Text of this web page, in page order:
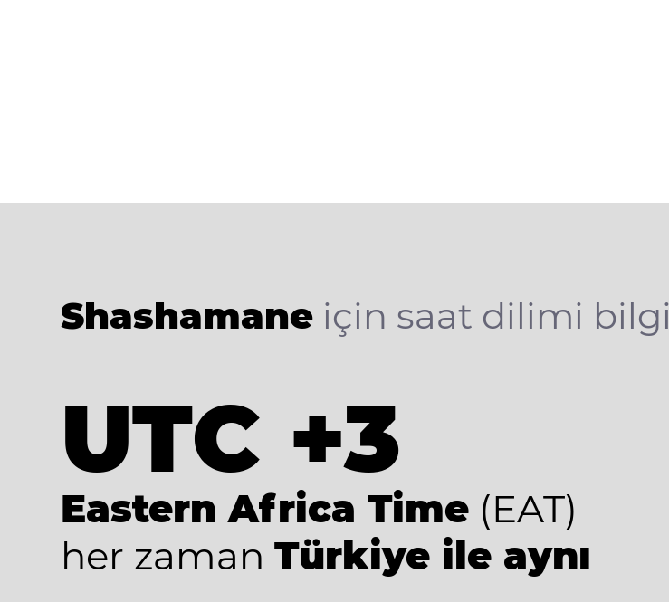
Shashamane için saat dilimi
UTC +3
Eastern Africa Time (EAT)
her zaman Türkiye ile aynı